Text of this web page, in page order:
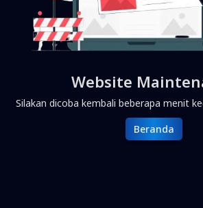
Website
Silakan dicoba kembali beberapa menit
Beranda